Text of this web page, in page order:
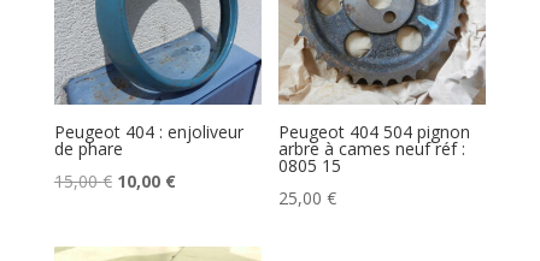
Peugeot 404 : enjoliveur
de phare
15,00€ Le
initial
10,00 €Le
actuel
Peugeot 404 504 pignon
arbre à cames neuf réf :
0805 15
25,00€